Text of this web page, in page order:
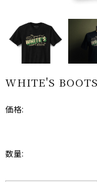
WHITE'S
価格:
数量: